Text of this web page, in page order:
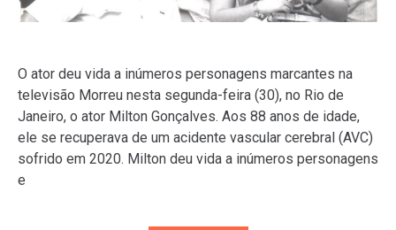
O ator deu vida a inúmeros personagens marcantes na
televisão Morreu nesta segunda-feira (30), no Rio de
Janeiro, o ator Milton Gonçalves. Aos 88 anos de idade,
ele se recuperava de um acidente vascular cerebral (AVC)
sofrido em 2020. Milton deu vida a inúmeros personagens
e